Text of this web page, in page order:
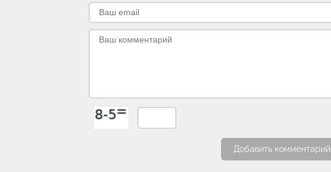
Добавить комментарий